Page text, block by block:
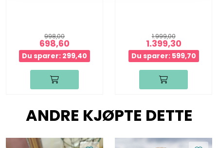
998,00
698,60
Du sparer: 299,40
1.999,00
1.399,30
Du sparer: 599,70
ANDRE KJØPTE DETTE